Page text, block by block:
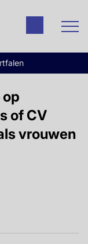
of CV
vrouwen